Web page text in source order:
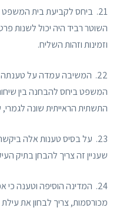
21. ביחס לקביעת בית
השוטר רביד היה יכול לשנות
וזמינות וזהות השליח.
22. המשיבה עמדה על
המשפט ביחס להבחנה בין
התשתית הראייתית שונה
23. על בסיס טענות אלה
שעניין זה צריך להבחן בתיק
24. המדינה הוסיפה וטענה
מכורסמות, צריך לבחון את